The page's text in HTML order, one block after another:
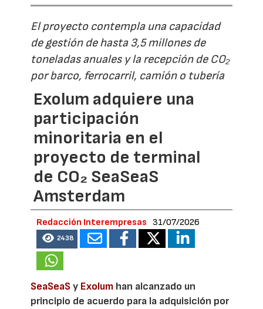
El proyecto contempla una capacidad
de gestión de hasta 3,5 millones de
toneladas anuales y la recepción de CO₂
por barco, ferrocarril, camión o tubería
Exolum adquiere una
participación
minoritaria en el
proyecto de terminal
de CO₂ SeaSeaS
Amsterdam
Redacción Interempresas 31/07/2026
2438
SeaSeaSy Exolum han alcanzado un
principio de acuerdo para la adquisición por